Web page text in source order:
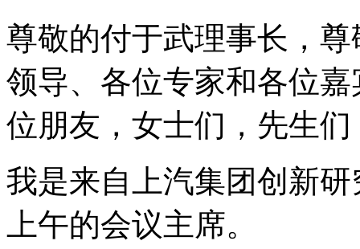
尊敬的付于武理事长，
领导、各位专家和各位
位朋友，女士们，先生
我是来自上汽集团创新
上午的会议主席。